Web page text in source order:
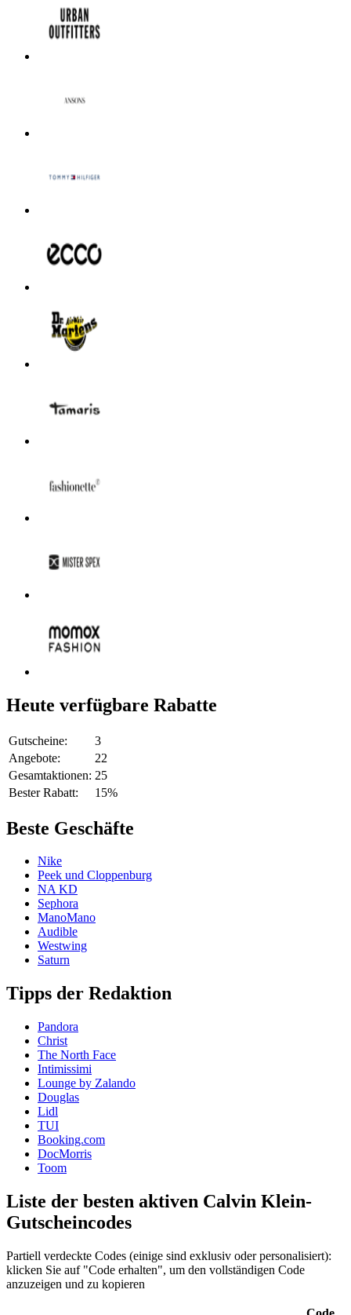
Heute verfügbare Rabatte
Gutscheine:
3
Angebote:
22
Gesamtaktionen: 25
Bester Rabatt:
15%
Beste Geschäfte
Nike
Peek und Cloppenburg
NA KD
Sephora
ManoMano
Audible
Westwing
Saturn
Tipps der Redaktion
Pandora
Christ
The North Face
Intimissimi
Lounge by Zalando
Douglas
Lidl
TUI
Booking.com
DocMorris
Toom
Liste der besten aktiven Calvin Klein-
Gutscheincodes
Partiell verdeckte Codes (einige sind exklusiv oder personalisiert):
klicken Sie auf "Code erhalten", um den vollständigen Code
anzuzeigen und zu kopieren